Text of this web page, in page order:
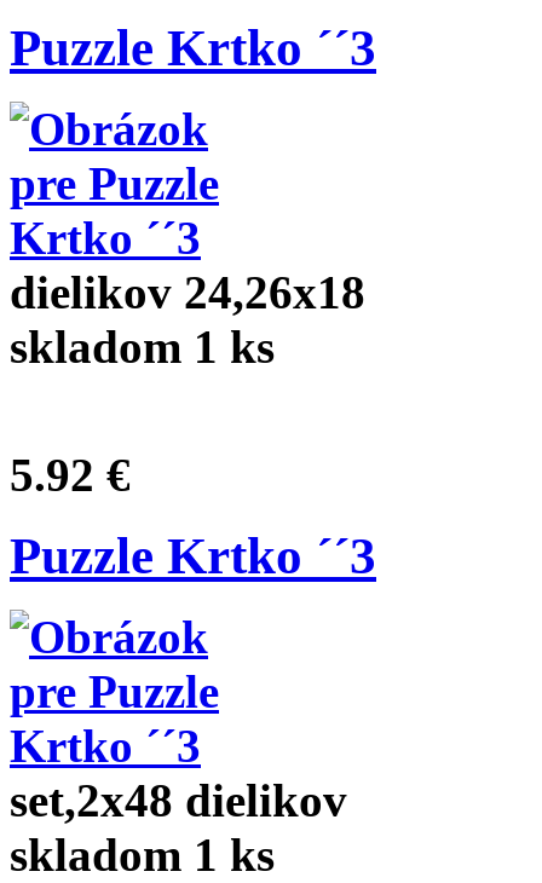
Puzzle Krtko ´´3
dielikov 24,26x18
skladom 1 ks
5.92 €
Puzzle Krtko ´´3
set,2x48 dielikov
skladom 1 ks